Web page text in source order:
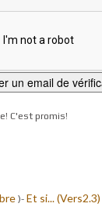
C'est promis!
)- Et si... (Vers2.3)